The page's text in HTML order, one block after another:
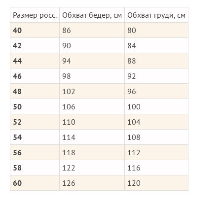
Размер росс. Обхват бедер, см
Обхват груди, см
40
86
80
42
90
84
44
94
88
46
98
92
48
102
96
50
106
100
52
110
104
54
114
108
56
118
112
58
122
116
60
126 120